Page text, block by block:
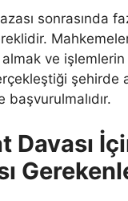
sonrasında
ve işlemlerin
şehirde
başvurulmalıdır.
Davası